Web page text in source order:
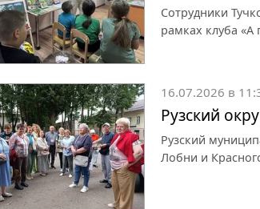
Сотрудники
рамках клуба «А
16.07.2026 в
Рузский
Рузский
Лобни и